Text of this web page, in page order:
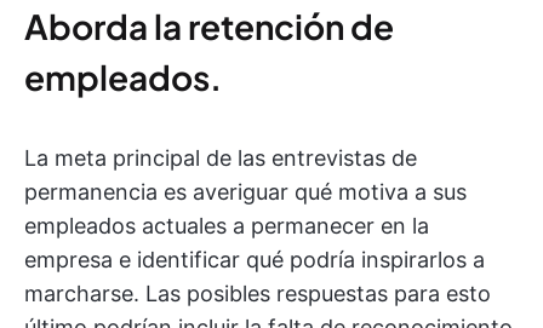
Aborda la retención de
empleados.
La meta principal de las entrevistas de
permanencia es averiguar qué motiva a sus
empleados actuales a permanecer en la
empresa e identificar qué podría inspirarlos a
marcharse. Las posibles respuestas para esto